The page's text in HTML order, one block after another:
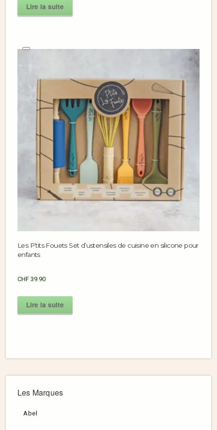
Lire la suite
Les P’tits Fouets Set d’ustensiles de cuisine en silicone pour
enfants
CHF 39.90
Lire la suite
Les Marques
Abel